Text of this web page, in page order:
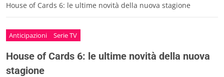
House of Cards 6: le ultime novità della nuova stagione
Anticipazioni Serie TV
House of Cards 6: le ultime novità della nuova
stagione